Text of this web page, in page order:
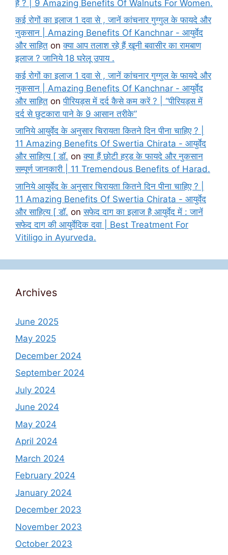
हैं ? | 9 Amazing Benefits Of Walnuts For Women.
कई रोगों का इलाज 1 दवा से , जानें कांचनार गुग्गुल के फायदे और
नुकसान | Amazing Benefits Of Kanchnar - आयुर्वेद
और साहित onक्या आप तलाश रहे हैं खूनी बवासीर का रामबाण
इलाज ? जानिये 18 घरेलू उपाय .
कई रोगों का इलाज 1 दवा से , जानें कांचनार गुग्गुल के फायदे और
नुकसान | Amazing Benefits Of Kanchnar - आयुर्वेद
और साहित onपीरियड्स में दर्द कैसे कम करें ? | “पीरियड्स में
दर्द से छुटकारा पाने के 9 आसान तरीके”
जानिये आयुर्वेद के अनुसार चिरायता कितने दिन पीना चाहिए ? |
11 Amazing Benefits Of Swertia Chirata - आयुर्वेद
और साहित्य [ डॉ. onक्या हैं छोटी हरड़ के फायदे और नुकसान
सम्पूर्ण जानकारी | 11 Tremendous Benefits of Harad.
जानिये आयुर्वेद के अनुसार चिरायता कितने दिन पीना चाहिए ? |
11 Amazing Benefits Of Swertia Chirata - आयुर्वेद
और साहित्य [ डॉ. onसफेद दाग का इलाज है आयुर्वेद में : जानें
सफेद दाग की आयुर्वेदिक दवा | Best Treatment For
Vitiligo in Ayurveda.
Archives
June 2025
May 2025
December 2024
September 2024
July 2024
June 2024
May 2024
April 2024
March 2024
February 2024
January 2024
December 2023
November 2023
October 2023